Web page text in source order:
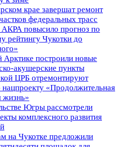
крае завершат ремонт
федеральных трасс
АКРА повысило прогноз по
рейтингу Чукотки до
Арктике построили новые
акушерские пункты
ЦРБ отремонтируют
«Продолжительная
жизнь»
Югры рассмотрели
комплексного развития
на Чукотке предложили